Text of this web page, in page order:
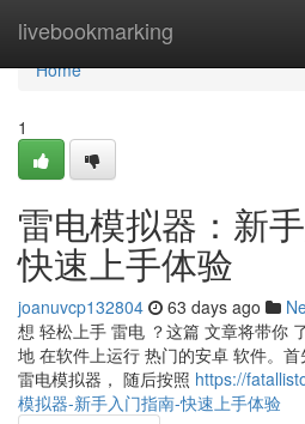
livebookmarking
Home
Home
1
雷电模拟器：新
快速上手体验
joanuvcp132804 63 days ago
想 轻松上手 雷电 ？这篇 文章将带你
地 在软件上运行 热门的安卓 软件。
雷电模拟器， 随后按照 https://
模拟器-新手入门指南-快速上手体验